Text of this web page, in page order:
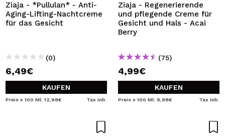
Ziaja - *Pullulan* - Anti-
Aging-Lifting-Nachtcreme
für das Gesicht
(0)
6,49€
KAUFEN
Preis x 100 Ml: 12,98€ Tax Inb.
Ziaja - Regenerierende
und pflegende Creme für
Gesicht und Hals - Acai
Berry
(75)
4,99€
KAUFEN
Preis x 100 Ml: 9,98€ Tax Inb.